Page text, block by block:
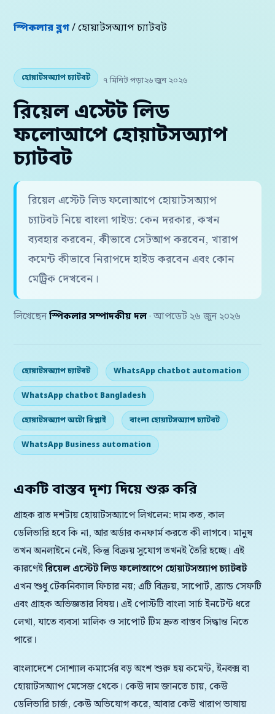
স্পিকলার ব্লগ/ হোয়াটসঅ্যাপ চ্যাটবট
হোয়াটসঅ্যাপ চ্যাটবট ৭ মিনিট পড়া২৬ জুন ২০২৬
রিয়েল এস্টেট লিড
ফলোআপে হোয়াটসঅ্যাপ
চ্যাটবট
রিয়েল এস্টেট লিড ফলোআপে হোয়াটসঅ্যাপ
চ্যাটবট নিয়ে বাংলা গাইড: কেন দরকার, কখন
ব্যবহার করবেন, কীভাবে সেটআপ করবেন, খারাপ
কমেন্ট কীভাবে নিরাপদে হাইড করবেন এবং কোন
মেট্রিক দেখবেন।
লিখেছেন স্পিকলার সম্পাদকীয় দল · আপডেট ২৬ জুন ২০২৬
হোয়াটসঅ্যাপ চ্যাটবট WhatsApp chatbot automation
WhatsApp chatbot Bangladesh
হোয়াটসঅ্যাপ অটো রিপ্লাই বাংলা হোয়াটসঅ্যাপ চ্যাটবট
WhatsApp Business automation
একটি বাস্তব দৃশ্য দিয়ে শুরু করি
গ্রাহক রাত দশটায় হোয়াটসঅ্যাপে লিখলেন: দাম কত, কাল
ডেলিভারি হবে কি না, আর অর্ডার কনফার্ম করতে কী লাগবে। মানুষ
তখন অনলাইনে নেই, কিন্তু বিক্রয় সুযোগ তখনই তৈরি হচ্ছে। এই
কারণেইরিয়েল এস্টেট লিড ফলোআপে হোয়াটসঅ্যাপ চ্যাটবট
এখন শুধু টেকনিক্যাল ফিচার নয়; এটি বিক্রয়, সাপোর্ট, ব্র্যান্ড সেফটি
এবং গ্রাহক অভিজ্ঞতার বিষয়। এই পোস্টটি বাংলা সার্চ ইনটেন্ট ধরে
লেখা, যাতে ব্যবসা মালিক ও সাপোর্ট টিম দ্রুত বাস্তব সিদ্ধান্ত নিতে
পারে।
বাংলাদেশে সোশ্যাল কমার্সের বড় অংশ শুরু হয় কমেন্ট, ইনবক্স বা
হোয়াটসঅ্যাপ মেসেজ থেকে। কেউ দাম জানতে চায়, কেউ
ডেলিভারি চার্জ, কেউ অভিযোগ করে, আবার কেউ খারাপ ভাষায়